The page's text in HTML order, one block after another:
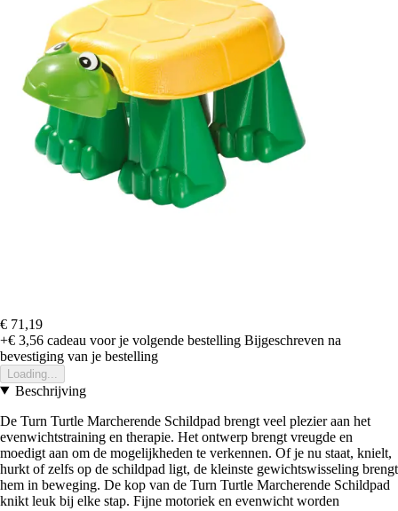
€ 71,19
+€ 3,56 cadeau voor je volgende bestelling Bijgeschreven na
bevestiging van je bestelling
Loading...
Beschrijving
De Turn Turtle Marcherende Schildpad brengt veel plezier aan het
evenwichtstraining en therapie. Het ontwerp brengt vreugde en
moedigt aan om de mogelijkheden te verkennen. Of je nu staat, knielt,
hurkt of zelfs op de schildpad ligt, de kleinste gewichtswisseling brengt
hem in beweging. De kop van de Turn Turtle Marcherende Schildpad
knikt leuk bij elke stap. Fijne motoriek en evenwicht worden